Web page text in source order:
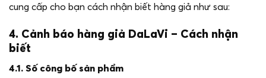
cung cấp cho bạn cách nhận biết hàng giả như sau:
4. Cảnh báo hàng giả DaLaVi – Cách nhận
biết
4.1. Số công bố sản phẩm